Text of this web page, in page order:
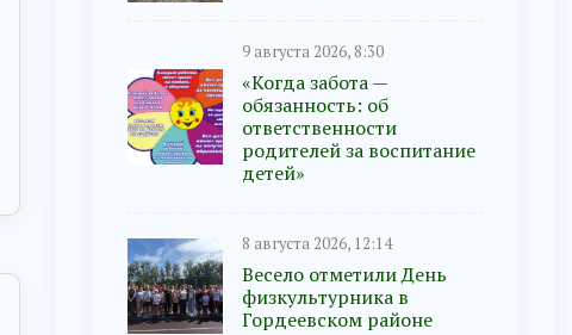
9 августа 2026, 8:30
«Когда забота —
обязанность: об
ответственности
родителей за воспитание
детей»
8 августа 2026, 12:14
Весело отметили День
физкультурника в
Гордеевском районе